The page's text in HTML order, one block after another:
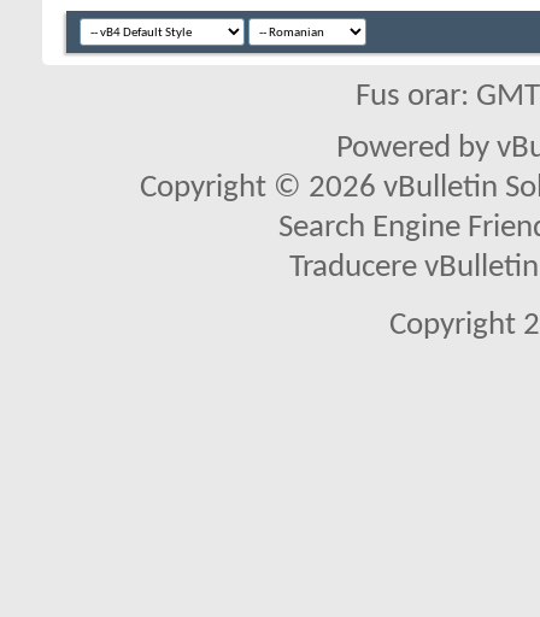
Fus orar:
Powered by
Copyright © 2026 vBulletin
Search Engine
Traducere
Copyright